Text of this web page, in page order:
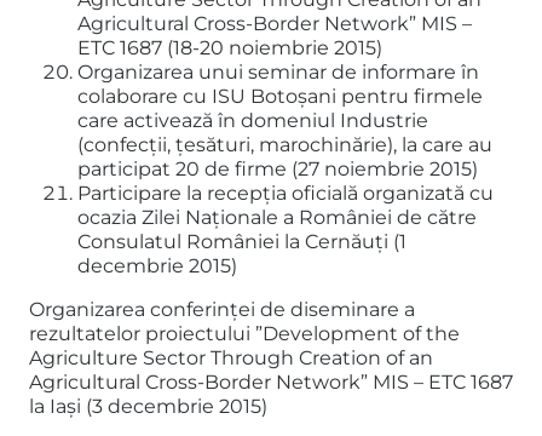
Agricultural Cross-Border Network” MIS –
ETC 1687 (18-20 noiembrie 2015)
Organizarea unui seminar de informare în
colaborare cu ISU Botoșani pentru firmele
care activează în domeniul Industrie
(confecții, țesături, marochinărie), la care au
participat 20 de firme (27 noiembrie 2015)
Participare la recepția oficială organizată cu
ocazia Zilei Naționale a României de către
Consulatul României la Cernăuți (1
decembrie 2015)
Organizarea conferinței de diseminare a
rezultatelor proiectului ”Development of the
Agriculture Sector Through Creation of an
Agricultural Cross-Border Network” MIS – ETC 1687
la Iași (3 decembrie 2015)